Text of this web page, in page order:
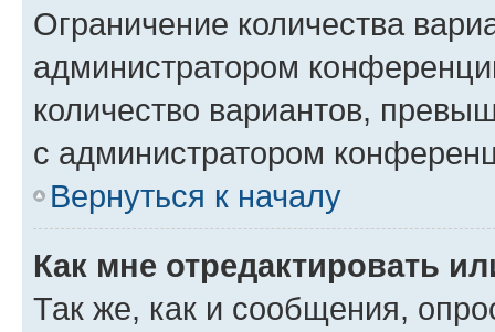
Ограничение количества
администратором
количество вариантов,
с администратором
Вернуться к началу
Как мне отредактировать
Так же, как и сообщения,